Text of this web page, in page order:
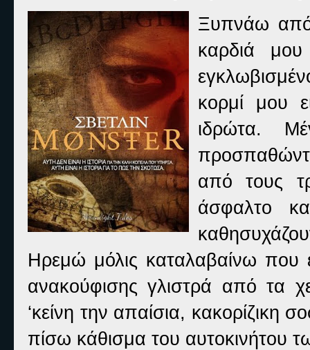
Ξυπνάω από
καρδιά
κορμί μου
ιδρώτα.
από τους
άσφαλτο
Ηρεμώ μόλις καταλαβαίνω που
ανακούφισης γλιστρά από τα
‘κείνη την απαίσια, κακορίζικη
πίσω κάθισμα του αυτοκινήτου